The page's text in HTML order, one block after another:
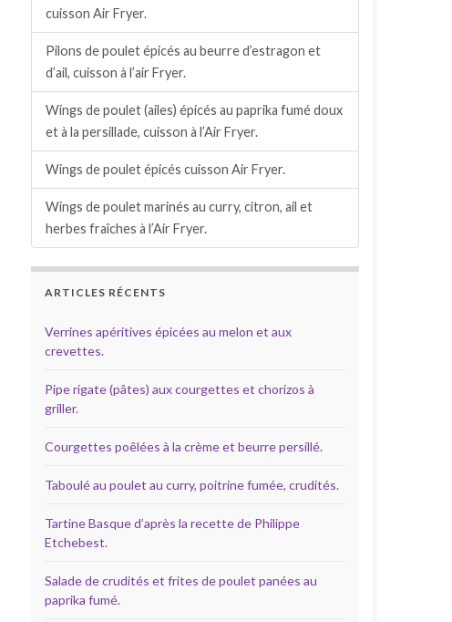
cuisson Air Fryer.
Pilons de poulet épicés au beurre d’estragon et
d’ail, cuisson à l’air Fryer.
Wings de poulet (ailes) épicés au paprika fumé doux
et à la persillade, cuisson à l’Air Fryer.
Wings de poulet épicés cuisson Air Fryer.
Wings de poulet marinés au curry, citron, ail et
herbes fraîches à l’Air Fryer.
ARTICLES RÉCENTS
Verrines apéritives épicées au melon et aux
crevettes.
Pipe rigate (pâtes) aux courgettes et chorizos à
griller.
Courgettes poêlées à la crème et beurre persillé.
Taboulé au poulet au curry, poitrine fumée, crudités.
Tartine Basque d’après la recette de Philippe
Etchebest.
Salade de crudités et frites de poulet panées au
paprika fumé.